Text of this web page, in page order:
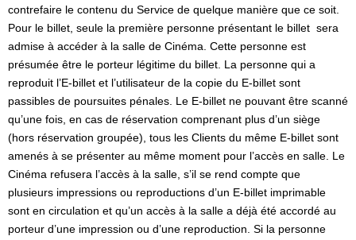
contrefaire le contenu du Service de quelque manière que ce soit.
Pour le billet, seule la première personne présentant le billet sera
admise à accéder à la salle de Cinéma. Cette personne est
présumée être le porteur légitime du billet. La personne qui a
reproduit l’E-billet et l’utilisateur de la copie du E-billet sont
passibles de poursuites pénales. Le E-billet ne pouvant être scanné
qu’une fois, en cas de réservation comprenant plus d’un siège
(hors réservation groupée), tous les Clients du même E-billet sont
amenés à se présenter au même moment pour l’accès en salle. Le
Cinéma refusera l’accès à la salle, s’il se rend compte que
plusieurs impressions ou reproductions d’un E-billet imprimable
sont en circulation et qu’un accès à la salle a déjà été accordé au
porteur d’une impression ou d’une reproduction. Si la personne